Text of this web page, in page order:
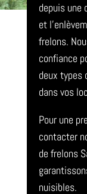
depuis une
et
frelons.
confiance
deux types
dans vos
Pour une
contacter
de frelons
nuisibles.